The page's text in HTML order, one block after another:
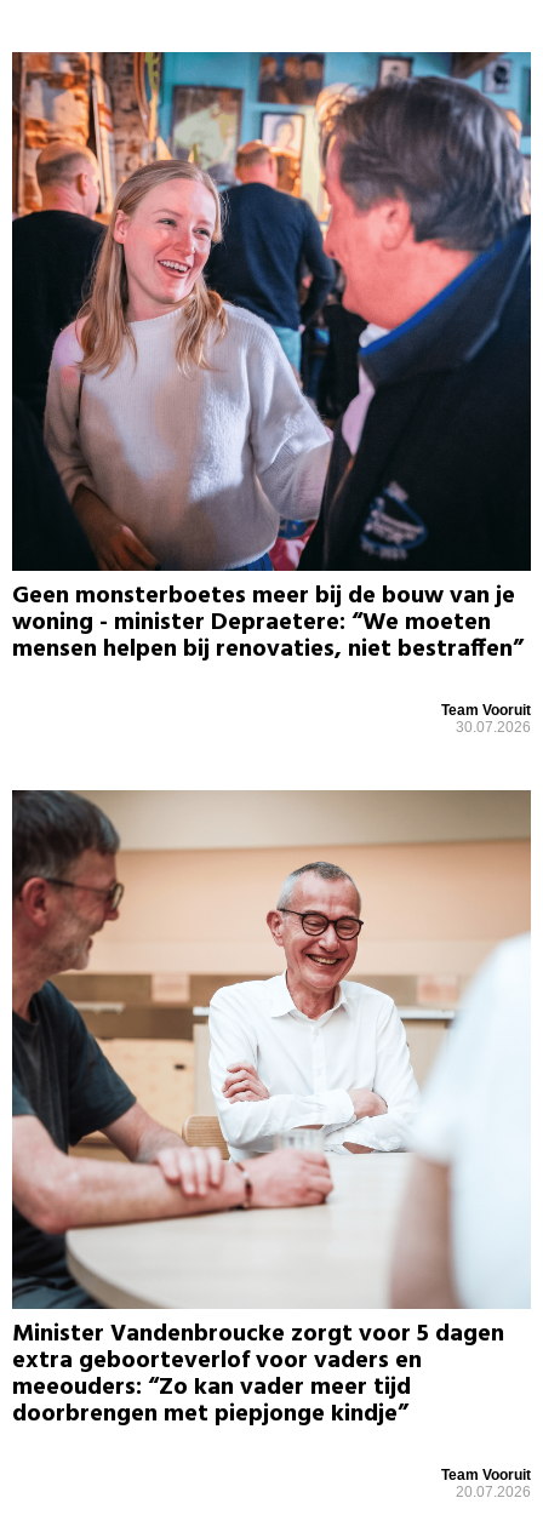
Geen monsterboetes meer bij de bouw van je
woning - minister Depraetere: “We moeten
mensen helpen bij renovaties, niet bestraffen”
Team Vooruit
30.07.2026
Minister Vandenbroucke zorgt voor 5 dagen
extra geboorteverlof voor vaders en
meeouders: “Zo kan vader meer tijd
doorbrengen met piepjonge kindje”
Team Vooruit
20.07.2026